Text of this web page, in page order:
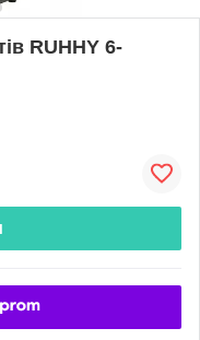
RUHHY 6-